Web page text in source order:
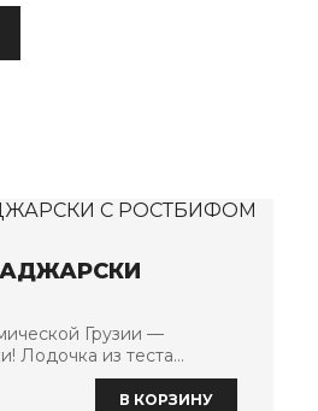
Грузии —
Лодочка из теста
сыра, с ломтиками
соусом
В КОРЗИНУ